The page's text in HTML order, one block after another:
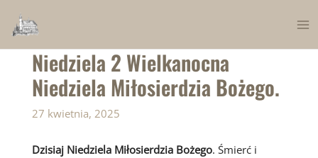
content
Niedziela 2 Wielkanocna
Niedziela Miłosierdzia Bożego.
27 kwietnia, 2025
Dzisiaj Niedziela Miłosierdzia Bożego. Śmierć i